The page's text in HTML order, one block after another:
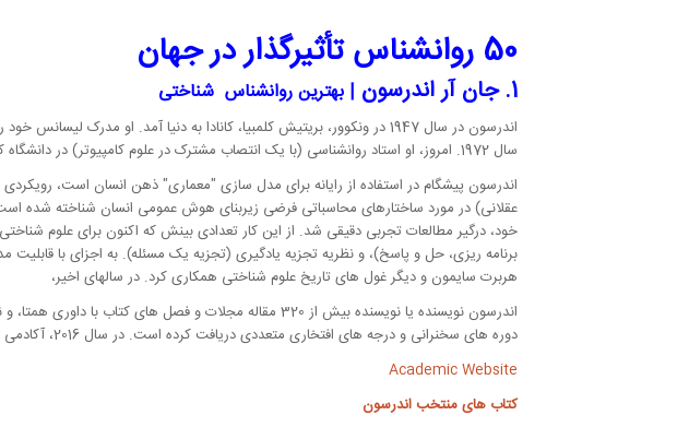
50 روانشناس تأثیرگذار در جهان
1. جان آر اندرسون | بهترین روانشناس شناختی
سال 1972. امروز، او استاد روانشناسی (با یک انتصاب مشترک در علوم کامپیوتر) در دانشگاه کارنگی ملون است.
اندرسون پیشگام در استفاده از رایانه برای مدل سازی معماری ذهن انسان است، رویکردی
خود، درگیر مطالعات تجربی دقیقی شد. از این کار تعدادی بینش که اکنون برای علوم
هربرت سایمون و دیگر غول های تاریخ علوم شناختی همکاری کرد. در سالهای اخیر،
اندرسون نویسنده یا نویسنده بیش از 320 مقاله مجلات و
دوره های سخنرانی و درجه های افتخاری متعددی دریافت کرده است. در سال 2016، آکادمی ملی علوم ایالات متحده (NAS) جایزه معتبر اتکینسون را به او اعطا کرد.
Academic Website
کتاب های منتخب اندرسون